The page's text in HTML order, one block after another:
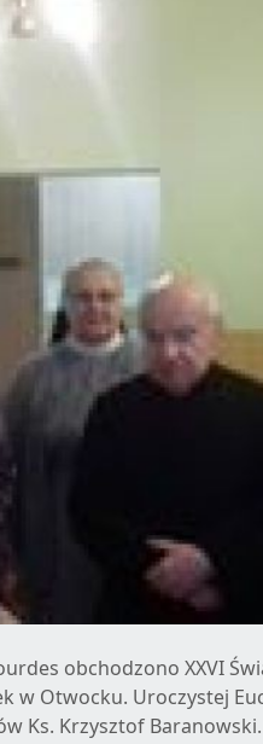
obchodzono XXVI
w Otwocku. Uroczystej
Ks. Krzysztof